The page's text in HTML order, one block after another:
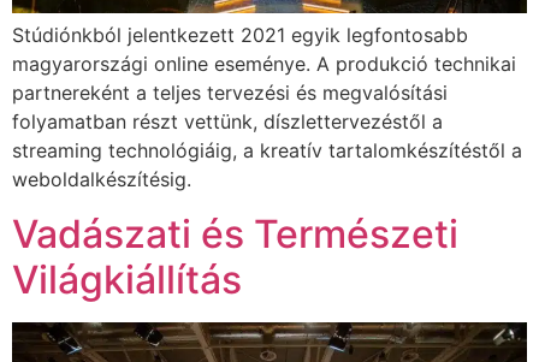
Stúdiónkból jelentkezett 2021 egyik legfontosabb
magyarországi online eseménye. A produkció technikai
partnereként a teljes tervezési és megvalósítási
folyamatban részt vettünk, díszlettervezéstől a
streaming technológiáig, a kreatív tartalomkészítéstől a
weboldalkészítésig.
Vadászati és Természeti
Világkiállítás